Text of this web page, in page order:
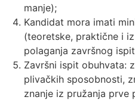
manje);
Kandidat mora imati
(teoretske, praktične i
polaganja završnog
Završni ispit obuhvata:
plivačkih sposobnosti,
znanje iz pružanja prve